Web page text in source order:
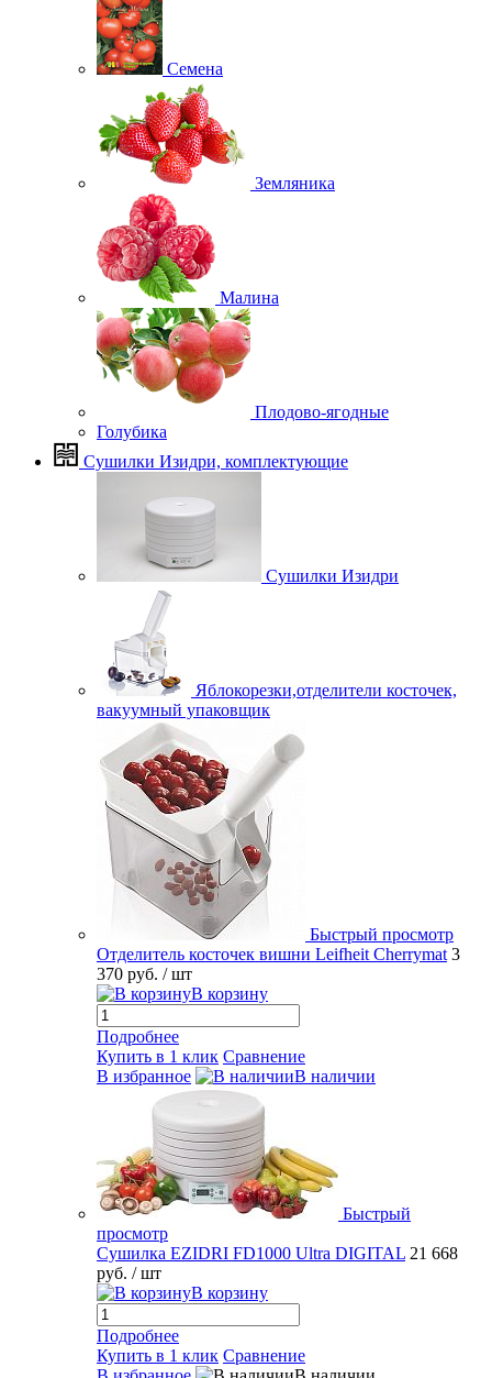
Семена
Земляника
Малина
Плодово-ягодные
Голубика
Сушилки Изидри, комплектующие
Сушилки Изидри
Яблокорезки,отделители косточек,
вакуумный упаковщик
Быстрый просмотр
Отделитель косточек вишни Leifheit Cherrymat 3
370 руб. / шт
В корзину
Подробнее
Купить в 1 клик Сравнение
В избранное
В наличии
Быстрый
просмотр
Сушилка EZIDRI FD1000 Ultra DIGITAL 21 668
руб. / шт
В корзину
Подробнее
Купить в 1 клик Сравнение